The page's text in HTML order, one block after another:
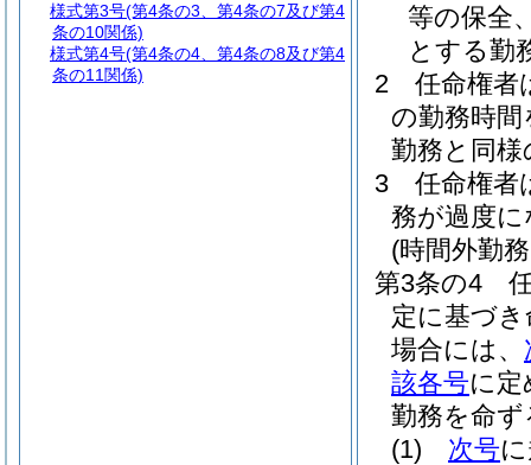
等の保全
とする勤
2
任命権者
の勤務時
勤務と同
3
任命権者
務が過度
(時間外勤
第3条の4
定に基づ
場合には、
該各号に定
勤務を命
(1)
次号
様式第3号(第4条の3、第4条の7及び第4
条の10関係)
様式第4号(第4条の4、第4条の8及び第4
条の11関係)